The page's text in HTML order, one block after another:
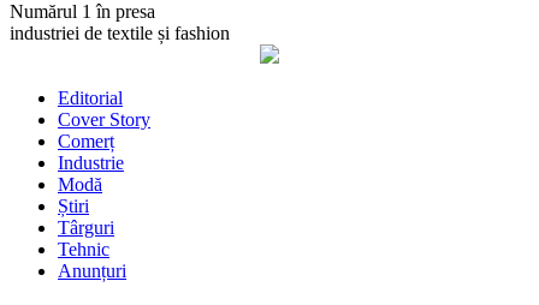
Numărul 1 în presa
industriei de textile și fashion
Editorial
Cover Story
Comerț
Industrie
Modă
Știri
Târguri
Tehnic
Anunțuri